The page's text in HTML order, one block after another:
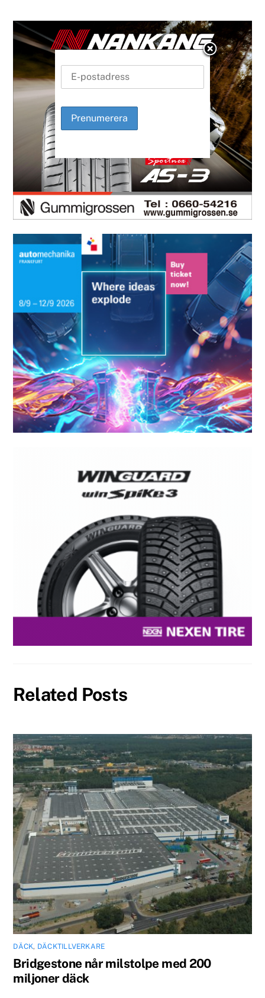
Related Posts
DÄCK, DÄCKTILLVERKARE
Bridgestone når milstolpe med 200
miljoner däck